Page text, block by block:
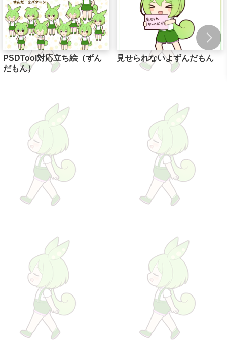
PSDTool対応立ち絵（ずん
だもん）
見せられないよずんだもん